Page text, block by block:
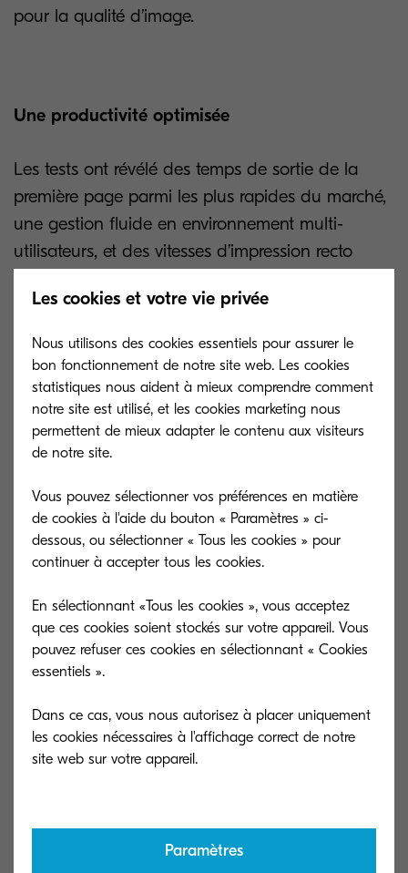
pour la qualité d’image.
Une productivité optimisée
Les tests ont révélé des temps de sortie de la
première page parmi les plus rapides du marché,
une gestion fluide en environnement multi-
utilisateurs, et des vitesses d’impression recto
Des fonctionnalités avancées en numérisation
Kyocera innove avec une gestion intelligente de
la mémoire : le traitement des images commence
dès la réception de la première, réduisant ainsi le
temps global de traitement.
À titre d’exemple, la compression de 64 images
minutes pour certaines machines concurrentes.
Une précision OCR inégalée
Ces multifonctions se distinguent par leur
Les cookies et votre vie privée
Nous utilisons des cookies essentiels pour assurer le
bon fonctionnement de notre site web. Les cookies
statistiques nous aident à mieux comprendre comment
notre site est utilisé, et les cookies marketing nous
permettent de mieux adapter le contenu aux visiteurs
de notre site.
Vous pouvez sélectionner vos préférences en matière
de cookies à l'aide du bouton « Paramètres » ci-
dessous, ou sélectionner « Tous les cookies » pour
continuer à accepter tous les cookies.
En sélectionnant «Tous les cookies », vous acceptez
que ces cookies soient stockés sur votre appareil. Vous
pouvez refuser ces cookies en sélectionnant « Cookies
essentiels ».
Dans ce cas, vous nous autorisez à placer uniquement
les cookies nécessaires à l'affichage correct de notre
Paramètres